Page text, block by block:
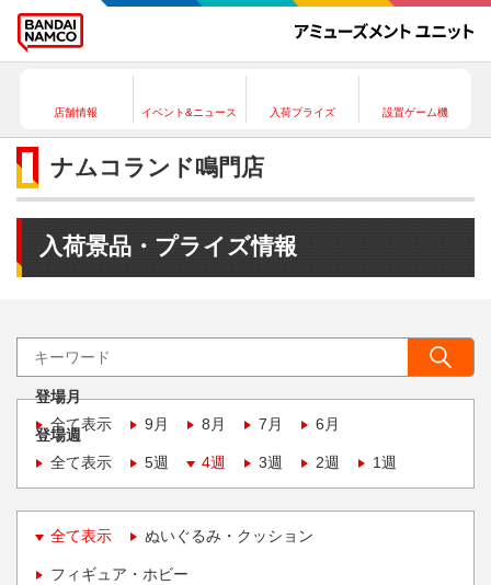
店舗情報 イベント&ニュース 入荷プライズ 設置ゲーム機
ナムコランド鳴門店
入荷景品・プライズ情報
登場月
全て表示
9月 8月 7月 6月
登場週
全て表示
5週 4週 3週 2週 1週
全て表示 ぬいぐるみ・クッション
フィギュア・ホビー